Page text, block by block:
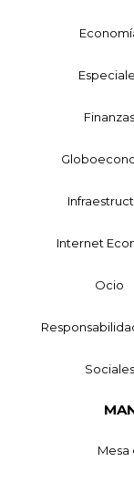
Finanzas
Internet
Ocio
Sociales
Mesa